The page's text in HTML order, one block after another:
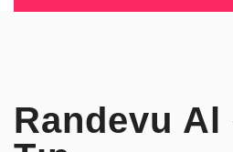
Randevu Al